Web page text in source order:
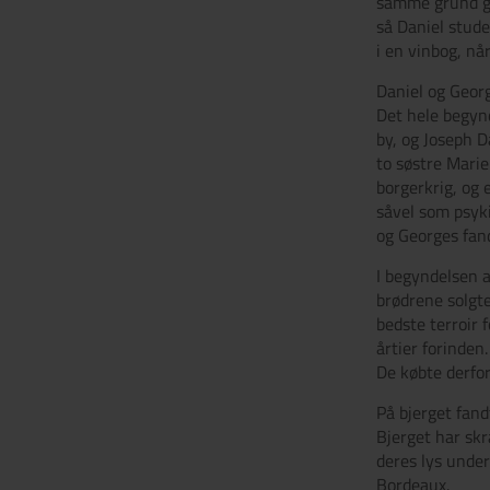
så Daniel
i en vinbog,
Daniel og
Det hele
by, og Joseph
to søstre
borgerkrig, og
såvel som
og Georges
I begyndelsen
brødrene
bedste terroir
årtier
De købte
På bjerget
Bjerget har
deres lys
Bordeaux.